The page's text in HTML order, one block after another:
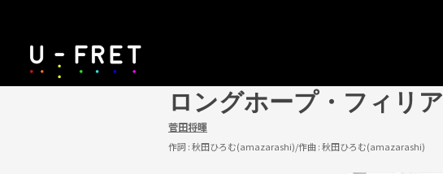
ロングホープ・フィリア
菅田将暉
作詞 :秋田ひろむ(amazarashi)/作曲 :秋田ひろむ(amazarashi)